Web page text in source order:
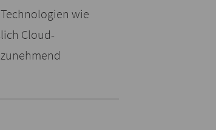
wie
Cloud-